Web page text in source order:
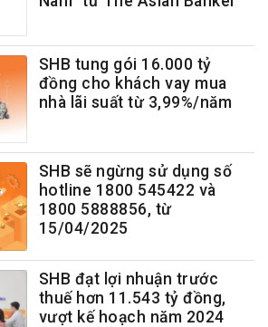
SHB tung gói 16.000 tỷ
đồng cho khách vay mua
nhà lãi suất từ 3,99%/năm
SHB sẽ ngừng sử dụng số
hotline 1800 545422 và
1800 5888856, từ
15/04/2025
SHB đạt lợi nhuận trước
thuế hơn 11.543 tỷ đồng,
vượt kế hoạch năm 2024